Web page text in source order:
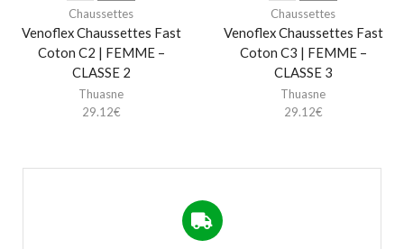
Chaussettes
Venoflex Chaussettes Fast
Coton C2 | FEMME –
CLASSE 2
Thuasne
29.12€
Chaussettes
Venoflex Chaussettes Fast
Coton C3 | FEMME –
CLASSE 3
Thuasne
29.12€